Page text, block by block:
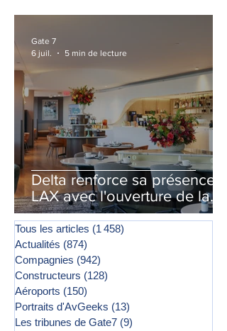
Delta renforce sa présence à
LAX avec l'ouverture de la
première phase d'un second
salon Delta One
Gate 7
6 juil.
5 min de lecture
Tous les articles (1 458)
Actualités (874)
Compagnies (942)
Constructeurs (128)
Aéroports (150)
Portraits d'AvGeeks (13)
Les tribunes de Gate7 (9)